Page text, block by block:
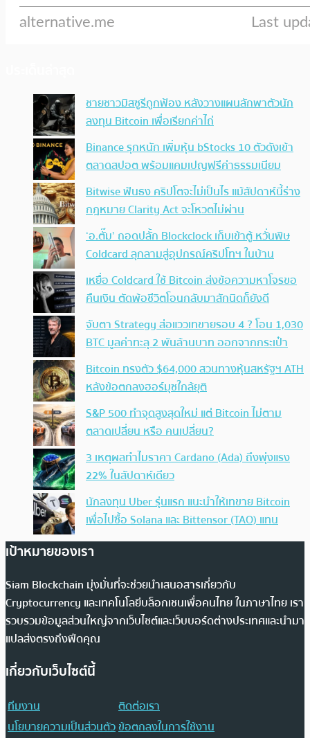
ชายชาวมิสซูรีถูกฟ้อง หลังวางแผนลักพาตัวนัก
ลงทุน Bitcoin เพื่อเรียกค่าไถ่
Binance รุกหนัก เพิ่มหุ้น bStocks 10 ตัวดังเข้า
ตลาดสปอต พร้อมแคมเปญฟรีค่าธรรมเนียม
Bitwise ฟันธง คริปโตจะไม่เป็นไร แม้สัปดาห์นี้ร่าง
กฎหมาย Clarity Act จะโหวตไม่ผ่าน
‘อ.ตั๊ม’ ถอดปลั้ก Blockclock เก็บเข้าตู้ หวั่นพิษ
Coldcard ลุกลามสู่อุปกรณ์คริปโทฯ ในบ้าน
เหยื่อ Coldcard ใช้ Bitcoin ส่งข้อความหาโจรขอ
คืนเงิน ตัดพ้อชีวิตโอนกลับมาสักนิดก็ยังดี
จับตา Strategy ส่อแววเทขายรอบ 4 ? โอน 1,030
BTC มูลค่าทะลุ 2 พันล้านบาท ออกจากกระเป๋า
Bitcoin ทรงตัว $64,000 สวนทางหุ้นสหรัฐฯ ATH
หลังข้อตกลงฮอร์มุซใกล้ยุติ
S&P 500 ทำจุดสูงสุดใหม่ แต่ Bitcoin ไม่ตาม
ตลาดเปลี่ยน หรือ คนเปลี่ยน?
3 เหตุผลทำไมราคา Cardano (Ada) ถึงพุ่งแรง
22% ในสัปดาห์เดียว
นักลงทุน Uber รุ่นแรก แนะนำให้เทขาย Bitcoin
เพื่อไปซื้อ Solana และ Bittensor (TAO) แทน
เป้าหมายของเรา
Siam Blockchain มุ่งมั่นที่จะช่วยนำเสนอสารเกี่ยวกับ
Cryptocurrency และเทคโนโลยีบล็อกเชนเพื่อคนไทย ในภาษาไทย เรา
รวบรวมข้อมูลส่วนใหญ่จากเว็บไซต์และเว็บบอร์ดต่างประเทศและนำมา
แปลส่งตรงถึงฟีดคุณ
เกี่ยวกับเว็บไซต์นี้
ทีมงาน
ติดต่อเรา
นโยบายความเป็นส่วนตัวข้อตกลงในการใช้งาน